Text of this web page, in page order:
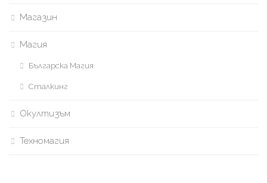
Магазин
Магия
Българска Магия
Сталкинг
Окултизъм
Техномагия